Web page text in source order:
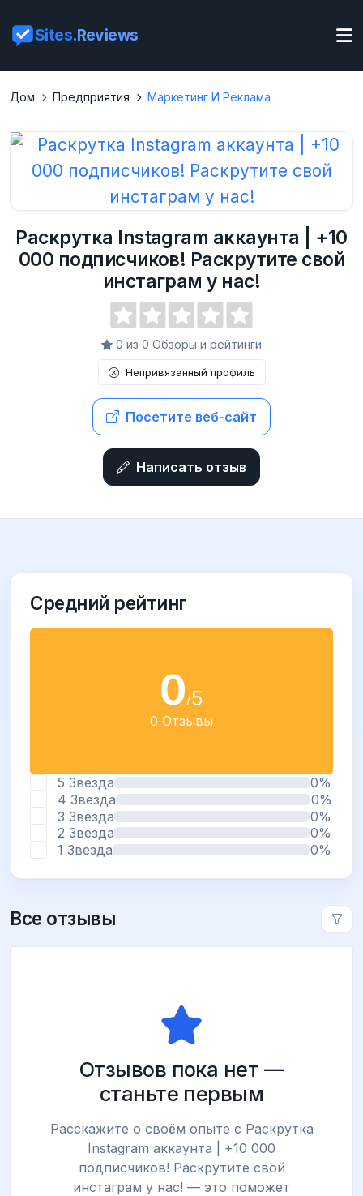
Sites.Reviews
Дом Предприятия Маркетинг И Реклама
Раскрутка Instagram аккаунта | +10
000 подписчиков! Раскрутите свой
инстаграм у нас!
0 из 0 Обзоры и рейтинги
Непривязанный профиль
Посетите веб-сайт
Написать отзыв
Средний рейтинг
0/5
0 Отзывы
5 Звезда
0%
4 Звезда
0%
3 Звезда
0%
2 Звезда
0%
1 Звезда
0%
Все отзывы
Отзывов пока нет —
станьте первым
Расскажите о своём опыте с Раскрутка
Instagram аккаунта | +10 000
подписчиков! Раскрутите свой
инстаграм у нас! — это поможет